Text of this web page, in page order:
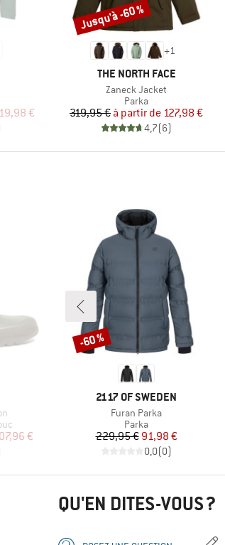
€
+1
MARQUE
THE NORTH FACE
Article
Zaneck Jacket
Product group
Parka
Prix
319,95 € Prix réduit
à partir de 127,98 €
4,7(6)
Remise
Jusqu'à -60 %
€
MARQUE
2117 OF SWEDEN
Article
Furan Parka
Product group
Parka
Prix
229,95 €Prix réduit
91,98 €
0,0(0)
Remise
-60 %
QU'EN DITES-VOUS ?